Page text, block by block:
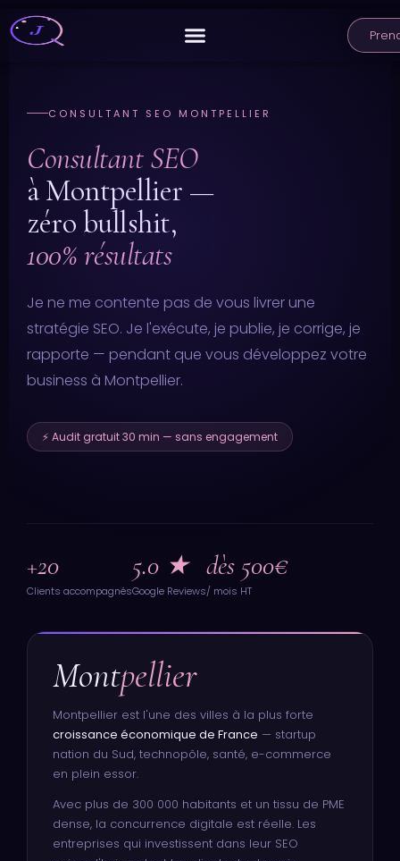
au
CONSULTANT SEO MONTPELLIER
Consultant SEO
à Montpellier —
zéro bullshit,
100% résultats
Je ne me contente pas de vous livrer une
stratégie SEO. Je l'exécute, je publie, je corrige, je
rapporte — pendant que vous développez votre
business à Montpellier.
⚡ Audit gratuit 30 min — sans engagement
+20
Clients accompagnés
5.0 ★
Google Reviews
dès 500€
/ mois HT
Montpellier
Montpellier est l'une des villes à la plus forte
croissance économique de France — startup
nation du Sud, technopôle, santé, e-commerce
en plein essor.
Avec plus de 300 000 habitants et un tissu de PME
dense, la concurrence digitale est réelle. Les
entreprises qui investissent dans leur SEO